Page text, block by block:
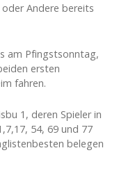
Andere bereits
am Pfingstsonntag,
ersten
fahren.
1, deren Spieler in
54, 69 und 77
belegen